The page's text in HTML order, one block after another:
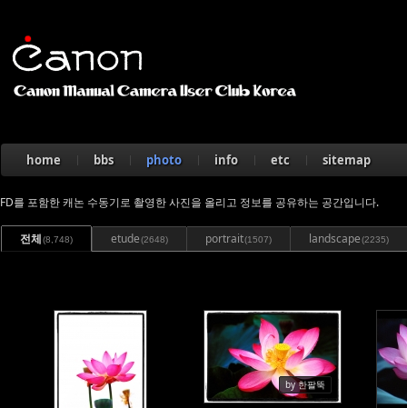
home bbs photo info etc sitemap
FD를 포함한 캐논 수동기로 촬영한 사진을 올리고 정보를 공유하는 공간입니다.
전체(8,748) etude(2648) portrait(1507) landscape(2235)
299
by 한팔뚝
330
Sketchbook5, 스케치북5
Sketchbook5, 스케치북5